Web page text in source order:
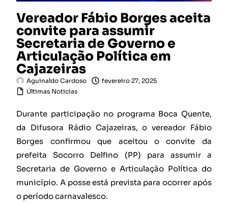
Vereador Fábio Borges aceita
convite para assumir
Secretaria de Governo e
Articulação Política em
Cajazeiras
Aguinaldo Cardoso
fevereiro 27, 2025
Últimas Noticias
Durante participação no programa Boca Quente,
da Difusora Rádio Cajazeiras, o vereador Fábio
Borges confirmou que aceitou o convite da
prefeita Socorro Delfino (PP) para assumir a
Secretaria de Governo e Articulação Política do
município. A posse está prevista para ocorrer após
o período carnavalesco.